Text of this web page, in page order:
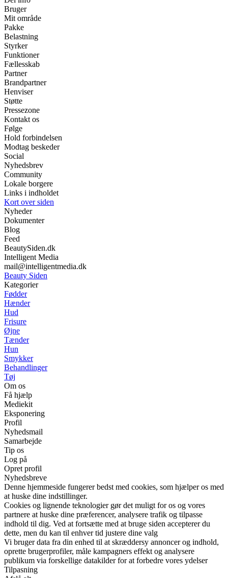
Bruger
Mit område
Pakke
Belastning
Styrker
Funktioner
Fællesskab
Partner
Brandpartner
Henviser
Støtte
Pressezone
Kontakt os
Følge
Hold forbindelsen
Modtag beskeder
Social
Nyhedsbrev
Community
Lokale borgere
Links i indholdet
Kort over siden
Nyheder
Dokumenter
Blog
Feed
BeautySiden.dk
Intelligent Media
mail@intelligentmedia.dk
Beauty Siden
Kategorier
Fødder
Hænder
Hud
Frisure
Øjne
Tænder
Hun
Smykker
Behandlinger
Tøj
Om os
Få hjælp
Mediekit
Eksponering
Profil
Nyhedsmail
Samarbejde
Tip os
Log på
Opret profil
Nyhedsbreve
Denne hjemmeside fungerer bedst med cookies, som hjælper os med
at huske dine indstillinger.
Cookies og lignende teknologier gør det muligt for os og vores
partnere at huske dine præferencer, analysere trafik og tilpasse
indhold til dig. Ved at fortsætte med at bruge siden accepterer du
dette, men du kan til enhver tid justere dine valg
Vi bruger data fra din enhed til at skræddersy annoncer og indhold,
oprette brugerprofiler, måle kampagners effekt og analysere
publikum via forskellige datakilder for at forbedre vores ydelser
Tilpasning